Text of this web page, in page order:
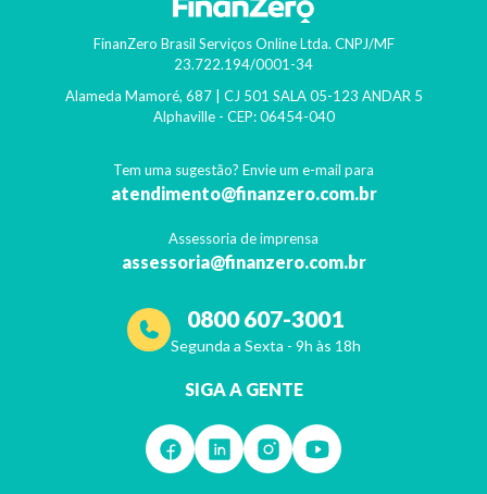
FinanZero Brasil Serviços Online Ltda. CNPJ/MF
23.722.194/0001-34
Alameda Mamoré, 687 | CJ 501 SALA 05-123 ANDAR 5
Alphaville- CEP: 06454-040
Tem uma sugestão? Envie um e-mail para
atendimento@finanzero.com.br
Assessoria de imprensa
assessoria@finanzero.com.br
0800 607-3001
Segunda a Sexta - 9h às 18h
SIGA A GENTE